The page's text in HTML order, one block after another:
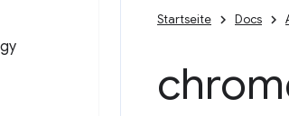
Startseite Docs